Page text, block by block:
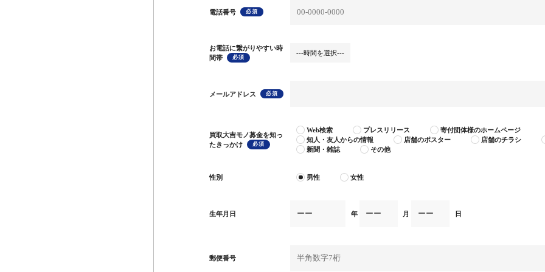
電話番号
お電話に繋がりやすい時
間帯
メールアドレス
買取大吉モノ募金を知っ
たきっかけ
Web検索 プレスリリース
寄付団体様のホームページ
知人・友人からの情報
店舗のポスター
店舗のチラシ
新聞・雑誌
その他
性別 男性 女性
生年月日 年 月 日
郵便番号